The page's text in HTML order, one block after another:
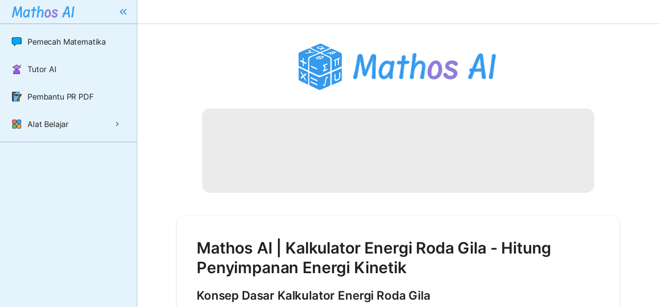
Pemecah Matematika
Tutor AI
Pembantu PR PDF
Alat Belajar
Mathos AI | Kalkulator Energi Roda Gila - Hitung
Penyimpanan Energi Kinetik
Konsep Dasar Kalkulator Energi Roda Gila